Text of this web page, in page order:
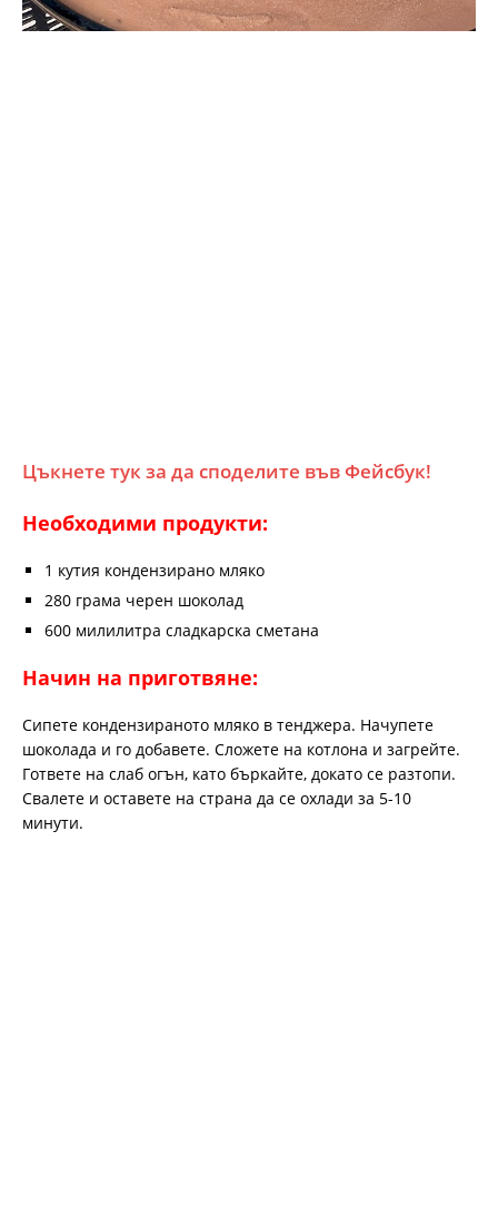
Цъкнете тук за да споделите във Фейсбук!
Необходими продукти:
1 кутия кондензирано мляко
280 грама черен шоколад
600 милилитра сладкарска сметана
Начин на приготвяне:
Сипете кондензираното мляко в тенджера. Начупете
шоколада и го добавете. Сложете на котлона и загрейте.
Гответе на слаб огън, като бъркайте, докато се разтопи.
Свалете и оставете на страна да се охлади за 5-10
минути.